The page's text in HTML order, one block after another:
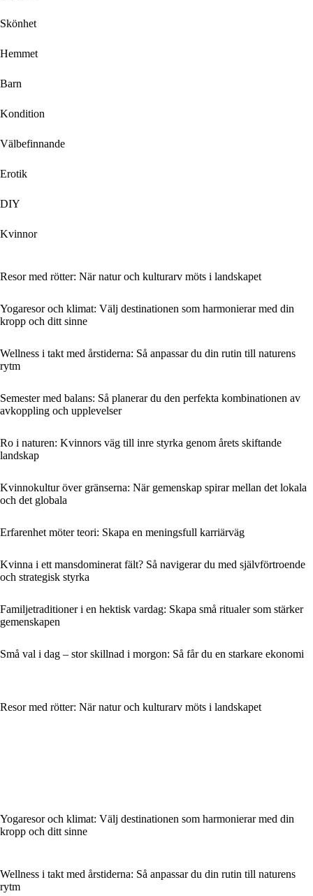
Skönhet
Hemmet
Barn
Kondition
Välbefinnande
Erotik
DIY
Kvinnor
Resor med rötter: När natur och kulturarv möts i landskapet
Yogaresor och klimat: Välj destinationen som harmonierar med din
kropp och ditt sinne
Wellness i takt med årstiderna: Så anpassar du din rutin till naturens
rytm
Semester med balans: Så planerar du den perfekta kombinationen av
avkoppling och upplevelser
Ro i naturen: Kvinnors väg till inre styrka genom årets skiftande
landskap
Kvinnokultur över gränserna: När gemenskap spirar mellan det lokala
och det globala
Erfarenhet möter teori: Skapa en meningsfull karriärväg
Kvinna i ett mansdominerat fält? Så navigerar du med självförtroende
och strategisk styrka
Familjetraditioner i en hektisk vardag: Skapa små ritualer som stärker
gemenskapen
Små val i dag – stor skillnad i morgon: Så får du en starkare ekonomi
Resor med rötter: När natur och kulturarv möts i landskapet
Yogaresor och klimat: Välj destinationen som harmonierar med din
kropp och ditt sinne
Wellness i takt med årstiderna: Så anpassar du din rutin till naturens
rytm